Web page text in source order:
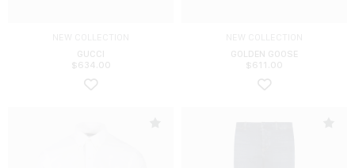
GUCCI
$ 634.00
GOLDEN GOOSE
$ 611.00